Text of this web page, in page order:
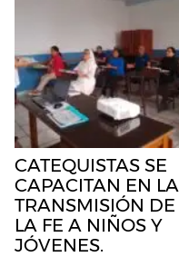
CATEQUISTAS SE
CAPACITAN EN LA
TRANSMISIÓN DE
LA FE A NIÑOS Y
JÓVENES.